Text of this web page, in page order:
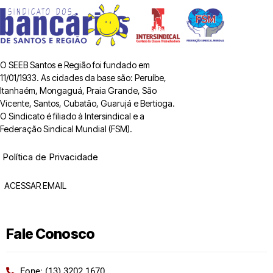
O SEEB Santos e Região foi fundado em
11/01/1933. As cidades da base são: Peruíbe,
Itanhaém, Mongaguá, Praia Grande, São
Vicente, Santos, Cubatão, Guarujá e Bertioga.
O Sindicato é filiado à Intersindical e a
Federação Sindical Mundial (FSM).
Política de Privacidade
ACESSAR EMAIL
Fale Conosco